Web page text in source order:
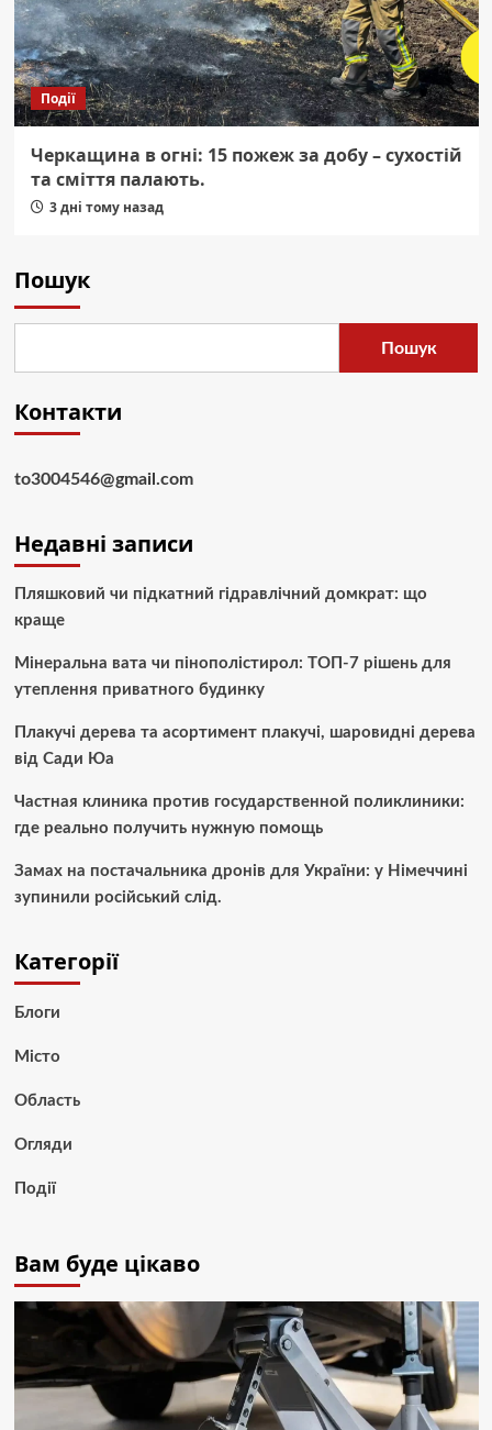
Події
Черкащина в огні: 15 пожеж за добу – сухостій
та сміття палають.
3 дні тому назад
Пошук
Пошук
Контакти
to3004546@gmail.com
Недавні записи
Пляшковий чи підкатний гідравлічний домкрат: що
краще
Мінеральна вата чи пінополістирол: ТОП-7 рішень для
утеплення приватного будинку
Плакучі дерева та асортимент плакучі, шаровидні дерева
від Сади Юа
Частная клиника против государственной поликлиники:
где реально получить нужную помощь
Замах на постачальника дронів для України: у Німеччині
зупинили російський слід.
Категорії
Блоги
Місто
Область
Огляди
Події
Вам буде цікаво